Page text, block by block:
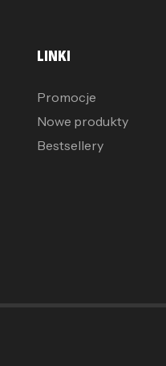
LINKI
Promocje
Nowe produkty
Bestsellery